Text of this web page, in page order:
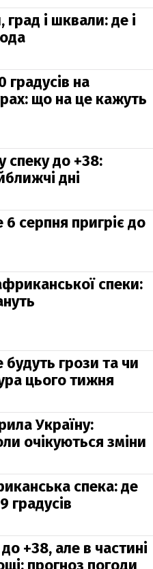
град і шквали: де і
градусів на
що на це кажуть
спеку до +38:
дні
6 серпня пригріє до
спеки:
будуть грози та чи
цього тижня
Україну:
очікуються зміни
спека: де
градусів
+38, але в частині
прогноз погоди